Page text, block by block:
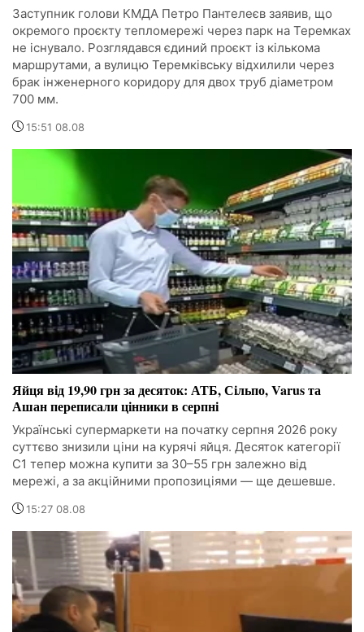
Заступник голови КМДА Петро Пантелеєв заявив, що
окремого проєкту тепломережі через парк на Теремках
не існувало. Розглядався єдиний проєкт із кількома
маршрутами, а вулицю Теремківську відхилили через
брак інженерного коридору для двох труб діаметром
700 мм.
15:51 08.08
Яйця від 19,90 грн за десяток: АТБ, Сільпо, Varus та
Ашан переписали цінники в серпні
Українські супермаркети на початку серпня 2026 року
суттєво знизили ціни на курячі яйця. Десяток категорії
С1 тепер можна купити за 30–55 грн залежно від
мережі, а за акційними пропозиціями — ще дешевше.
15:27 08.08